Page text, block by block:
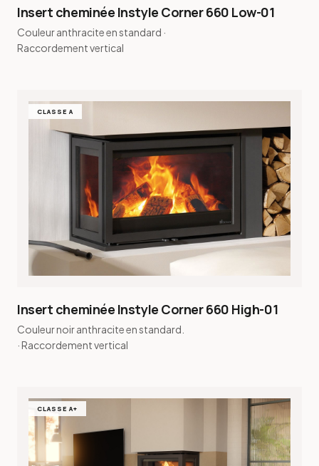
Insert cheminée Instyle Corner 660 Low-01
Couleur anthracite en standard ·
Raccordement vertical
CLASSE A
Insert cheminée Instyle Corner 660 High-01
Couleur noir anthracite en standard.
· Raccordement vertical
CLASSE A+